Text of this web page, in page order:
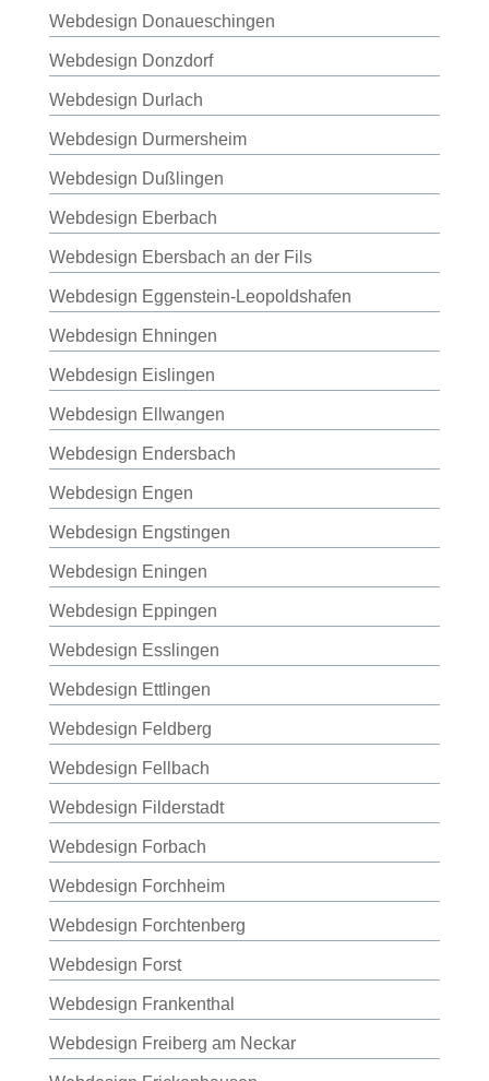
Webdesign Donaueschingen
Webdesign Donzdorf
Webdesign Durlach
Webdesign Durmersheim
Webdesign Dußlingen
Webdesign Eberbach
Webdesign Ebersbach an der Fils
Webdesign Eggenstein-Leopoldshafen
Webdesign Ehningen
Webdesign Eislingen
Webdesign Ellwangen
Webdesign Endersbach
Webdesign Engen
Webdesign Engstingen
Webdesign Eningen
Webdesign Eppingen
Webdesign Esslingen
Webdesign Ettlingen
Webdesign Feldberg
Webdesign Fellbach
Webdesign Filderstadt
Webdesign Forbach
Webdesign Forchheim
Webdesign Forchtenberg
Webdesign Forst
Webdesign Frankenthal
Webdesign Freiberg am Neckar